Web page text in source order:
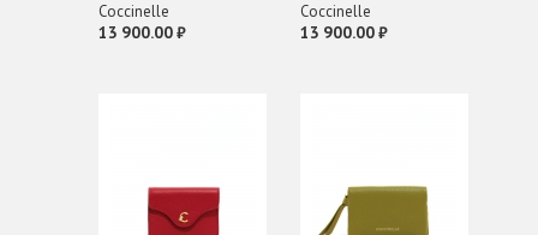
Coсcinelle
13 900.00 ₽
Coсcinelle
13 900.00 ₽